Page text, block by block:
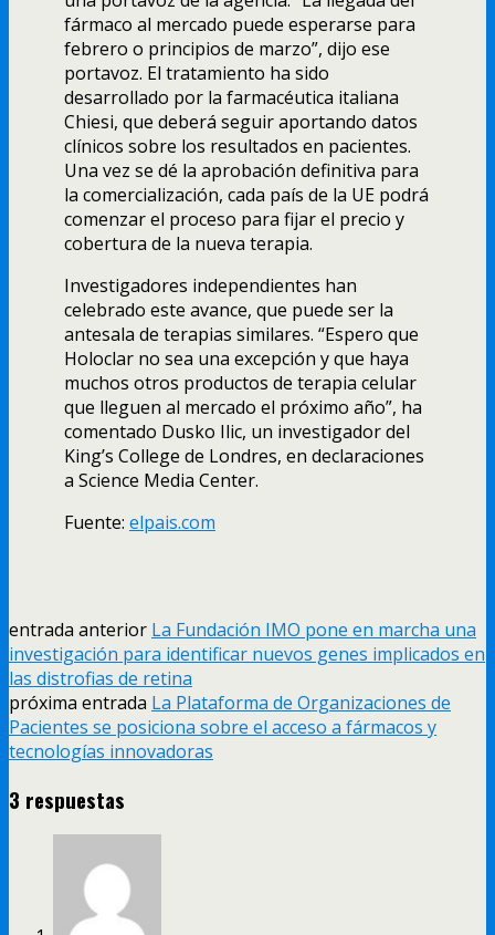
fármaco al mercado puede esperarse para
febrero o principios de marzo”, dijo ese
portavoz. El tratamiento ha sido
desarrollado por la farmacéutica italiana
Chiesi, que deberá seguir aportando datos
clínicos sobre los resultados en pacientes.
Una vez se dé la aprobación definitiva para
la comercialización, cada país de la UE podrá
comenzar el proceso para fijar el precio y
cobertura de la nueva terapia.
Investigadores independientes han
celebrado este avance, que puede ser la
antesala de terapias similares. “Espero que
Holoclar no sea una excepción y que haya
muchos otros productos de terapia celular
que lleguen al mercado el próximo año”, ha
comentado Dusko Ilic, un investigador del
King’s College de Londres, en declaraciones
a Science Media Center.
Fuente: elpais.com
entrada anterior La Fundación IMO pone en marcha una
investigación para identificar nuevos genes implicados en
las distrofias de retina
próxima entrada La Plataforma de Organizaciones de
Pacientes se posiciona sobre el acceso a fármacos y
tecnologías innovadoras
3 respuestas